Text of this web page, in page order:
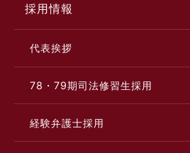
採用情報
代表挨拶
78・79期司法修習生採用
経験弁護士採用